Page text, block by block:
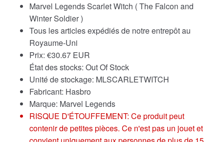
Marvel Legends Scarlet Witch ( The Falcon and
Winter Soldier )
Tous les articles expédiés de notre entrepôt au
Royaume-Uni
Prix: €30.67 EUR
État des stocks: Out Of Stock
Unité de stockage: MLSCARLETWITCH
Fabricant: Hasbro
Marque: Marvel Legends
RISQUE D'ÉTOUFFEMENT: Ce produit peut
contenir de petites pièces. Ce n'est pas un jouet et